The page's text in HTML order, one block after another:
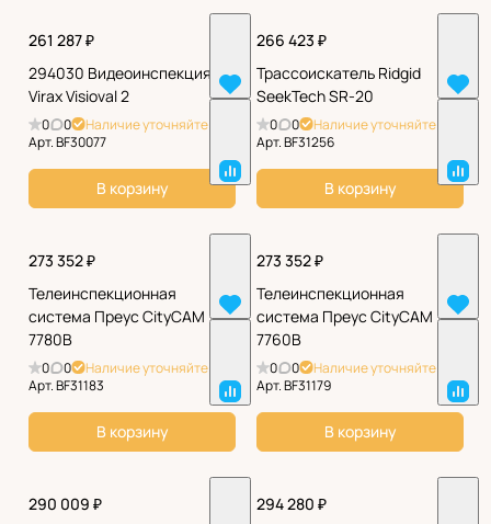
261 287 ₽
294030 Видеоинспекция
Virax Visioval 2
0 0
Наличие уточняйте
Арт.BF30077
В корзину
266 423 ₽
Трассоискатель Ridgid
SeekTech SR-20
0 0
Наличие уточняйте
Арт.BF31256
В корзину
273 352 ₽
Телеинспекционная
система Преус CityCAM
7780B
0 0
Наличие уточняйте
Арт.BF31183
В корзину
273 352 ₽
Телеинспекционная
система Преус CityCAM
7760B
0 0
Наличие уточняйте
Арт.BF31179
В корзину
290 009 ₽
294 280 ₽